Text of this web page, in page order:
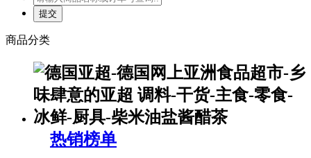
商品分类
热销榜单